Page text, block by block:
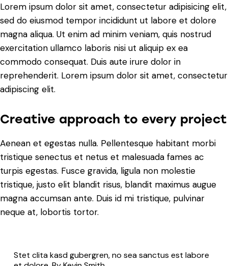
Lorem ipsum dolor sit amet, consectetur adipisicing elit,
sed do eiusmod tempor incididunt ut labore et dolore
magna aliqua. Ut enim ad minim veniam, quis nostrud
exercitation ullamco laboris nisi ut aliquip ex ea
commodo consequat. Duis aute irure dolor in
reprehenderit. Lorem ipsum dolor sit amet, consectetur
adipiscing elit.
Creative approach to every project
Aenean et egestas nulla. Pellentesque habitant morbi
tristique senectus et netus et malesuada fames ac
turpis egestas. Fusce gravida, ligula non molestie
tristique, justo elit blandit risus, blandit maximus augue
magna accumsan ante. Duis id mi tristique, pulvinar
neque at, lobortis tortor.
Stet clita kasd gubergren, no sea sanctus est labore